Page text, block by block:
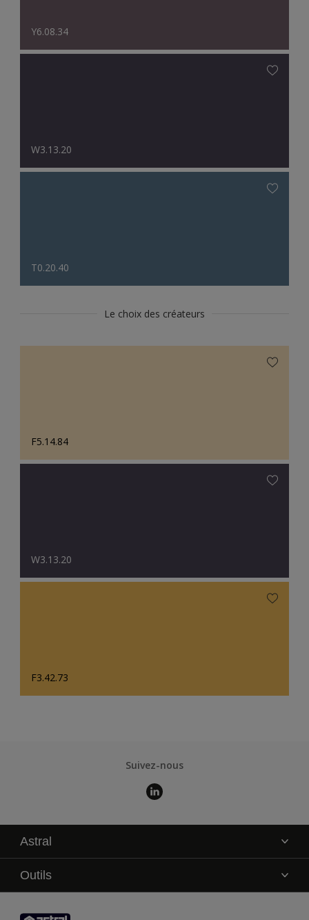
Y6.08.34
W3.13.20
T0.20.40
Le choix des créateurs
F5.14.84
W3.13.20
F3.42.73
Suivez-nous
Astral
La marque
Service technique
Contact
Outils